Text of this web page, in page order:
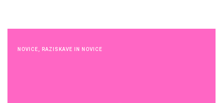
NOVICE RAZISKAVE IN NOVICE